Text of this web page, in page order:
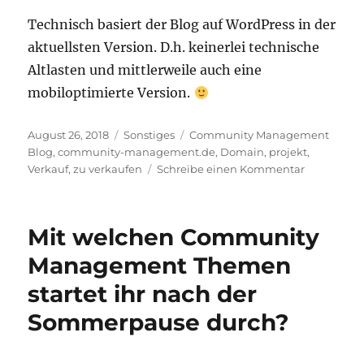
Technisch basiert der Blog auf WordPress in der
aktuellsten Version. D.h. keinerlei technische
Altlasten und mittlerweile auch eine
mobiloptimierte Version.
Veröffentlicht
am
August 26, 2018 Kategorien
Sonstiges Schlagwörter
Community Management
Blog,community-management.de, Domain, projekt,
Verkauf,zu verkaufen Schreibe einen Kommentarzu
steht
zum
Mit welchen Community
Management Themen
startet ihr nach der
Sommerpause durch?